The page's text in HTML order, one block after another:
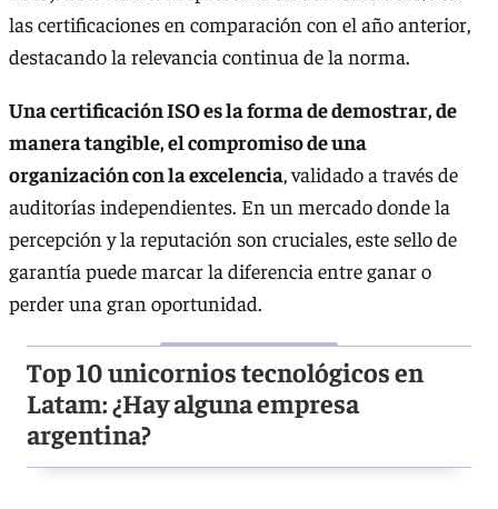
las certificaciones en comparación con el año anterior,
destacando la relevancia continua de la norma.
Una certificación ISO es la forma de demostrar, de
manera tangible, el compromiso de una
organización con la excelencia, validado a través de
auditorías independientes. En un mercado donde la
percepción y la reputación son cruciales, este sello de
garantía puede marcar la diferencia entre ganar o
perder una gran oportunidad.
Top 10 unicornios tecnológicos en
Latam: ¿Hay alguna empresa
argentina?